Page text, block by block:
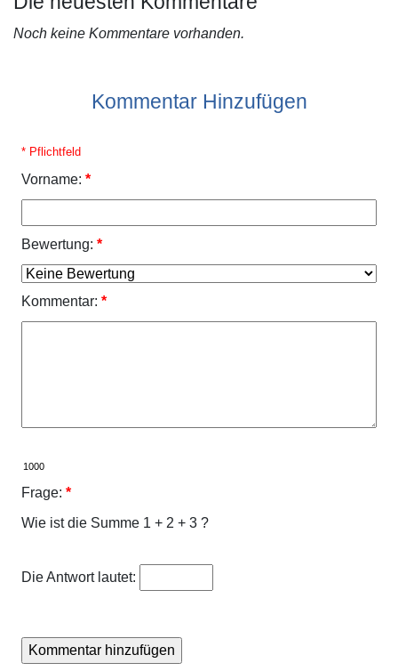
Noch keine Kommentare vorhanden.
Kommentar Hinzufügen
* Pflichtfeld
Vorname: *
Bewertung: *
Kommentar: *
Frage: *
Wie ist die Summe 1 + 2 + 3 ?
Die Antwort lautet: